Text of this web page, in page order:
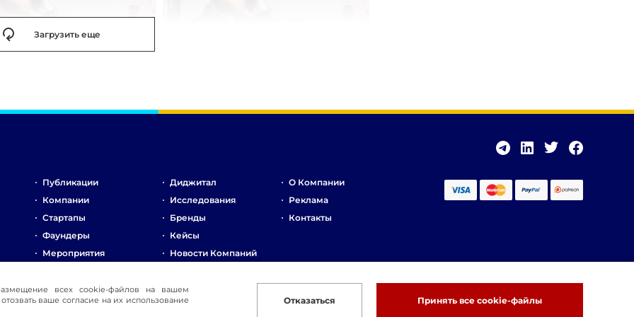
Загрузить еще
Публикации
Компании
Стартапы
Фаундеры
Мероприятия
Диджитал
Исследования
Бренды
Кейсы
Новости Компаний
Стартапы
О Компании
Реклама
Контакты
всех cookie-файлов на вашем
ваше согласие на их использование
Отказаться Принять все cookie-файлы